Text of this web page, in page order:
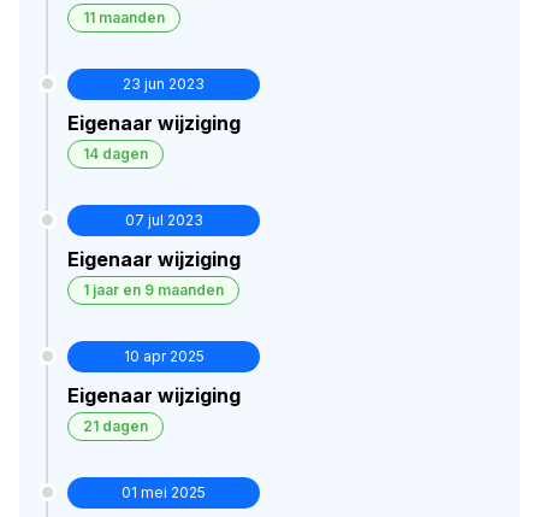
11 maanden
23 jun 2023
Eigenaar wijziging
14 dagen
07 jul 2023
Eigenaar wijziging
1 jaar en 9 maanden
10 apr 2025
Eigenaar wijziging
21 dagen
01 mei 2025